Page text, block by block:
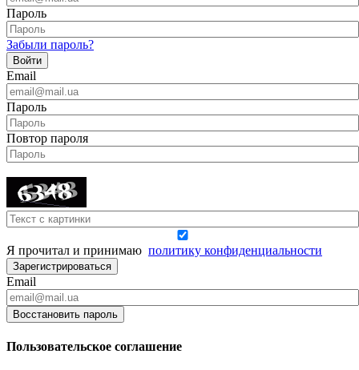
Пароль
Забыли пароль?
Войти
Email
Пароль
Повтор пароля
Я прочитал и принимаю политику конфиденциальности
Зарегистрироваться
Email
Восстановить пароль
Пользовательское соглашение